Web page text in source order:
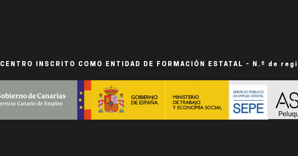
CENTRO INSCRITO COMO ENTIDAD DE FORMACIÓN ESTATAL - N.º de